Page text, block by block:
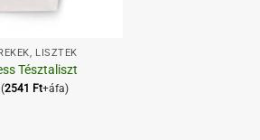
LISZTEK
Tésztaliszt
(2541 Ft+áfa)